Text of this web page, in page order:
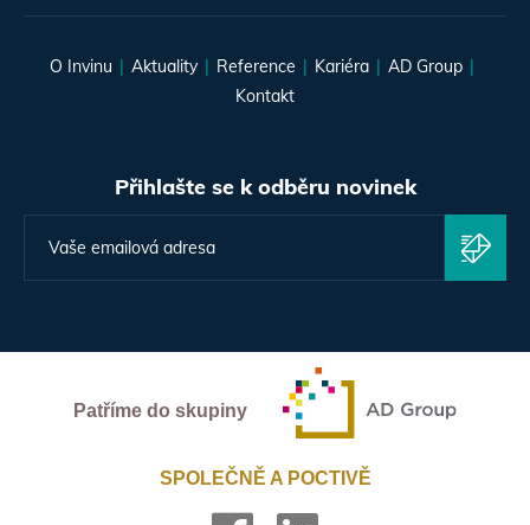
O Invinu Aktuality Reference Kariéra
AD Group
Kontakt
Přihlašte se k odběru novinek
Patříme do skupiny
SPOLEČNĚ A POCTIVĚ